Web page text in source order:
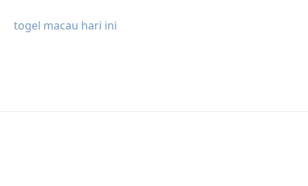
togel macau hari ini